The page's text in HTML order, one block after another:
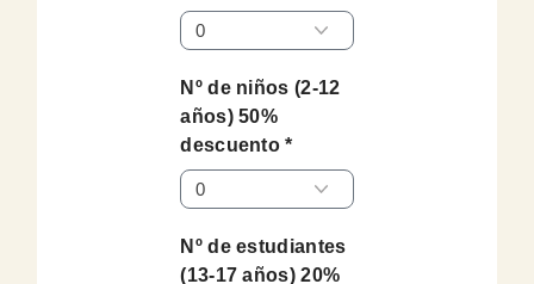
Nº de niños (2-12
años) 50%
descuento *
Nº de estudiantes
(13-17 años) 20%